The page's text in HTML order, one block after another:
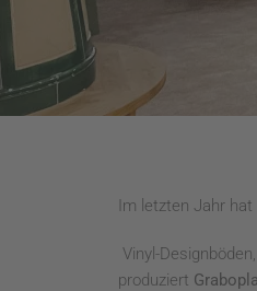
Im letzten Jahr
Vinyl-
produziert